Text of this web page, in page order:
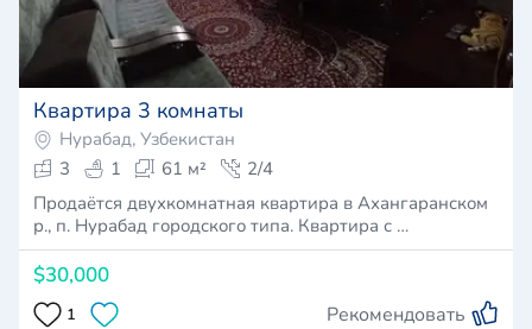
Квартира 3 комнаты
Нурабад, Узбекистан
3
1 61 м²
2/4
Продаётся двухкомнатная квартира в Ахангаранском
р., п. Нурабад городского типа. Квартира с …
$30,000
1 Рекомендовать